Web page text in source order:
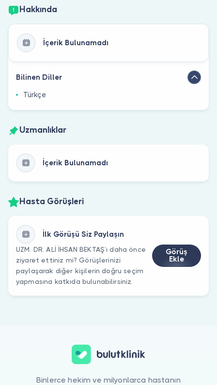
Hakkında
İçerik Bulunamadı
Bilinen Diller
Türkçe
Uzmanlıklar
İçerik Bulunamadı
Hasta Görüşleri
İlk Görüşü Siz Paylaşın
UZM. DR. ALİ İHSAN BEKTAŞ’ı daha önce
ziyaret ettiniz mi? Görüşlerinizi
paylaşarak diğer kişilerin doğru seçim
yapmasına katkıda bulunabilirsiniz.
Görüş
Ekle
Binlerce hekim ve milyonlarca hastanın